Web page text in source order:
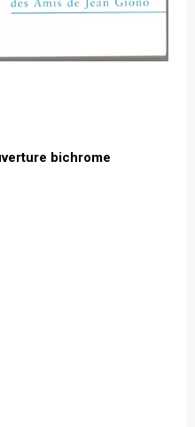
bichrome